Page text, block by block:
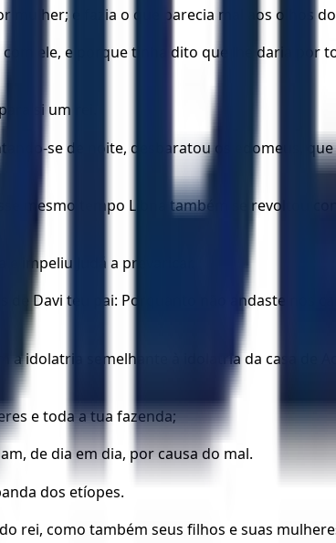
mulher; e fazia o que parecia mal aos olhos
ele, e porque tinha dito que lhe daria por
si um rei.
se de noite, desbaratou os edomeus, que
mesmo tempo Libna também se revoltou
impeliu Judá a prevaricar.
de Davi teu pai: Porquanto não andaste nos
a idolatria semelhante à idolatria da casa de
e toda a tua fazenda;
de dia em dia, por causa do mal.
dos etíopes.
rei, como também seus filhos e suas